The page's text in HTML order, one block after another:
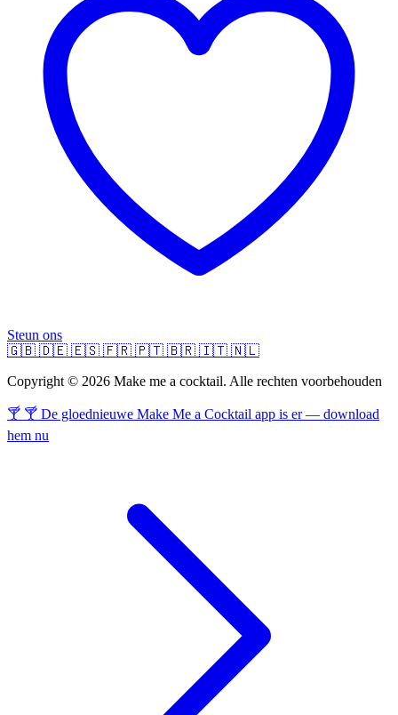
Steun ons
🇬🇧 🇩🇪 🇪🇸 🇫🇷 🇵🇹 🇧🇷 🇮🇹 🇳🇱
Copyright © 2026 Make me a cocktail. Alle rechten voorbehouden
🍸 🍸 De gloednieuwe Make Me a Cocktail app is er — download
hem nu